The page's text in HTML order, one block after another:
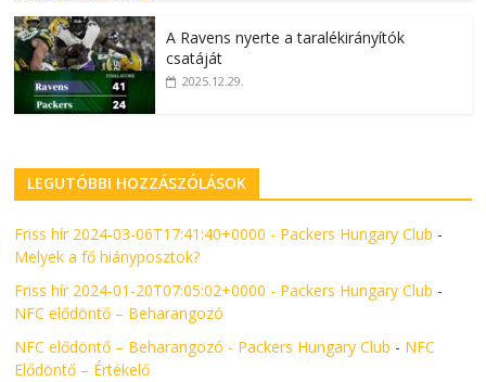
A Ravens nyerte a taralékirányítók
csatáját
2025.12.29.
LEGUTÓBBI HOZZÁSZÓLÁSOK
Friss hír 2024-03-06T17:41:40+0000 - Packers Hungary Club -
Melyek a fő hiányposztok?
Friss hír 2024-01-20T07:05:02+0000 - Packers Hungary Club -
NFC elődöntő – Beharangozó
NFC elődöntő – Beharangozó - Packers Hungary Club - NFC
Elődöntő – Értékelő